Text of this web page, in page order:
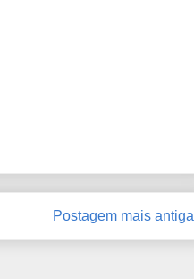
Postagem mais antiga